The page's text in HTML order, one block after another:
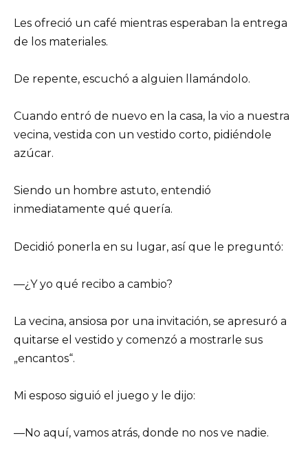
Les ofreció un café mientras esperaban la entrega
de los materiales.
De repente, escuchó a alguien llamándolo.
Cuando entró de nuevo en la casa, la vio a nuestra
vecina, vestida con un vestido corto, pidiéndole
azúcar.
Siendo un hombre astuto, entendió
inmediatamente qué quería.
Decidió ponerla en su lugar, así que le preguntó:
—¿Y yo qué recibo a cambio?
La vecina, ansiosa por una invitación, se apresuró a
quitarse el vestido y comenzó a mostrarle sus
„encantos“.
Mi esposo siguió el juego y le dijo:
—No aquí, vamos atrás, donde no nos ve nadie.